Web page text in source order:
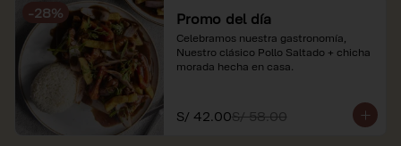
referenciales.
-28% Promo del día
Celebramos nuestra gastronomía,
Nuestro clásico Pollo Saltado + chicha
morada hecha en casa.
S/ 42.00S/ 58.00